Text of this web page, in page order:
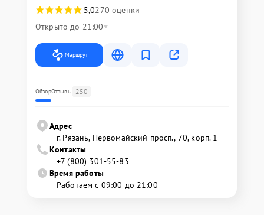
5,0270 оценки
Открыто до 21:00
Маршрут
ОбзорОтзывы 250
Адрес
г. Рязань, Первомайский просп., 70, корп. 1
Контакты
+7 (800) 301-55-83
Время работы
Работаем с 09:00 до 21:00